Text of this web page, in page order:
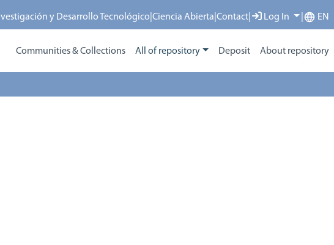
y Desarrollo Tecnológico |Ciencia Abierta |Contact Log In EN
Communities & Collections All of repository Deposit About repository